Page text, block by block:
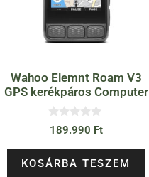
Wahoo Elemnt Roam V3
GPS kerékpáros Computer
0
a
5
-
189.990 Ft
KOSÁRBA TESZEM